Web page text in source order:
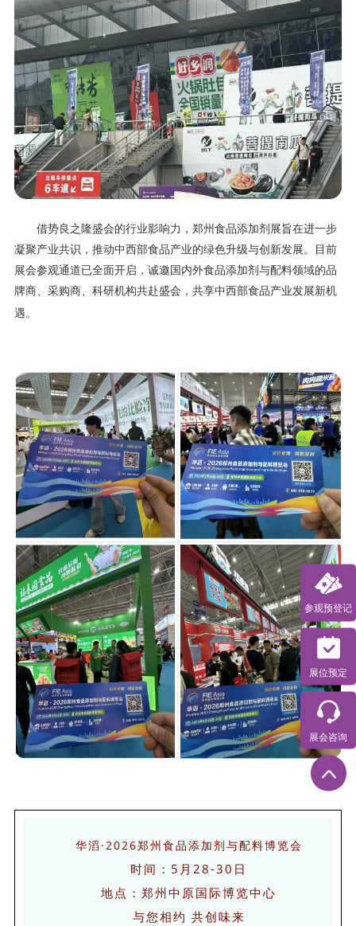
借势良之隆盛会的行业影响力，郑州食品添加剂展旨在进一步
凝聚产业共识，推动中西部食品产业的绿色升级与创新发展。目前
展会参观通道已全面开启，诚邀国内外食品添加剂与配料领域的品
牌商、采购商、科研机构共赴盛会，共享中西部食品产业发展新机
遇。
华滔·2026郑州食品添加剂与配料博览会
时间：5月28-30日
地点：郑州中原国际博览中心
与您相约 共创味来
参观预登记
展位预定
展会咨询